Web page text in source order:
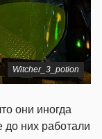
Witcher_3_potion
они иногда
них работали